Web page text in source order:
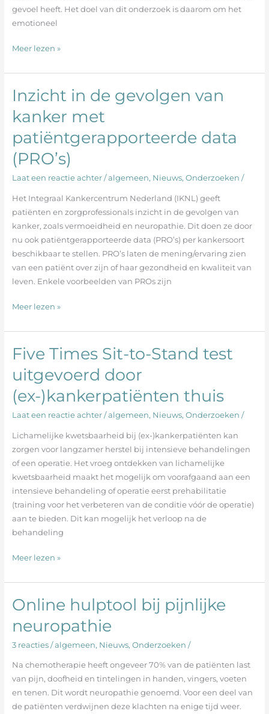
gevoel heeft. Het doel van dit onderzoek is daarom om het
emotioneel
samenhangen
Meer lezen »
Inzicht in de gevolgen van
kanker met
patiëntgerapporteerde data
(PRO’s)
Laat een reactie achter /algemeen, Nieuws, Onderzoeken /
Het Integraal Kankercentrum Nederland (IKNL) geeft
patiënten en zorgprofessionals inzicht in de gevolgen van
kanker, zoals vermoeidheid en neuropathie. Dit doen ze door
nu ook patiëntgerapporteerde data (PRO’s) per kankersoort
beschikbaar te stellen. PRO’s laten de mening/ervaring zien
van een patiënt over zijn of haar gezondheid en kwaliteit van
leven. Enkele voorbeelden van PROs zijn
Inzicht
de
gevolgen
van
kanker
met
data
(PRO’s)
Meer lezen »
Five Times Sit-to-Stand test
uitgevoerd door
(ex-)kankerpatiënten thuis
Laat een reactie achter /algemeen, Nieuws, Onderzoeken /
Lichamelijke kwetsbaarheid bij (ex-)kankerpatiënten kan
zorgen voor langzamer herstel bij intensieve behandelingen
of een operatie. Het vroeg ontdekken van lichamelijke
kwetsbaarheid maakt het mogelijk om voorafgaand aan een
intensieve behandeling of operatie eerst prehabilitatie
(training voor het verbeteren van de conditie vóór de operatie)
aan te bieden. Dit kan mogelijk het verloop na de
behandeling
Five
Sit-
to-
Stand
test
uitgevoerd
door
(ex-)kankerpatiënten
thuis
Meer lezen »
Online hulptool bij pijnlijke
neuropathie
3 reacties /algemeen, Nieuws, Onderzoeken /
Na chemotherapie heeft ongeveer 70% van de patiënten last
van pijn, doofheid en tintelingen in handen, vingers, voeten
en tenen. Dit wordt neuropathie genoemd. Voor een deel van
de patiënten verdwijnen deze klachten na enige tijd weer.
Online
bij
pijnlijke